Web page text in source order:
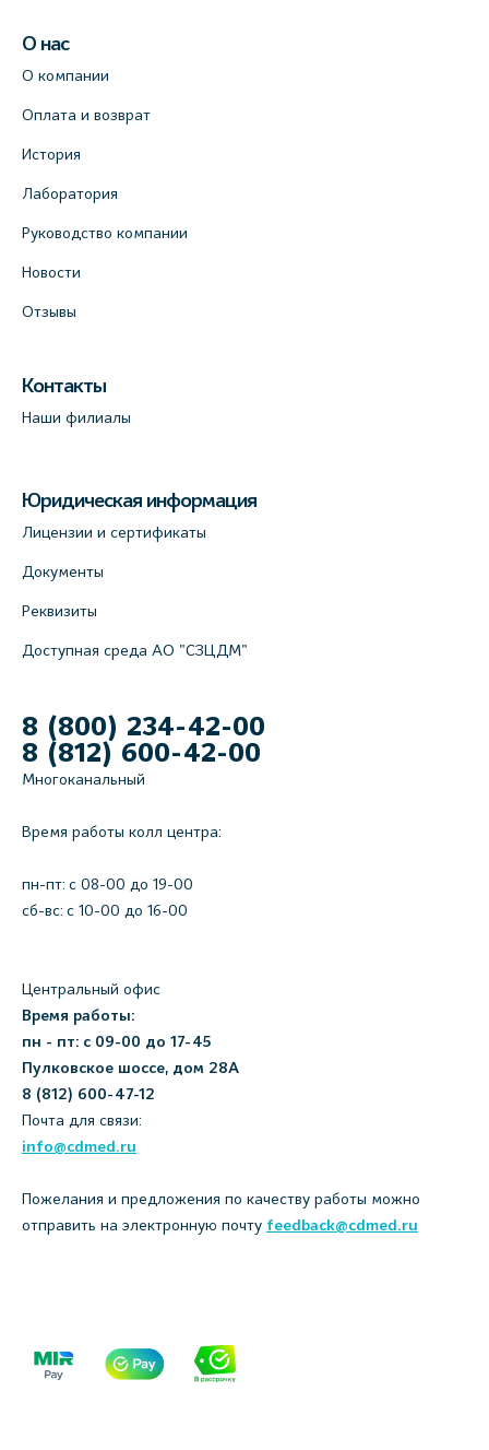
О нас
О компании
Оплата и возврат
История
Лаборатория
Руководство компании
Новости
Отзывы
Контакты
Наши филиалы
Юридическая информация
Лицензии и сертификаты
Документы
Реквизиты
Доступная среда АО "СЗЦДМ"
8 (800) 234-42-00
8 (812) 600-42-00
Многоканальный
Время работы колл центра:
пн-пт: c 08-00 до 19-00
сб-вс: с 10-00 до 16-00
Центральный офис
Время работы:
пн - пт: с 09-00 до 17-45
Пулковское шоссе, дом 28А
8 (812) 600-47-12
Почта для связи:
info@cdmed.ru
Пожелания и предложения по качеству работы можно
отправить на электронную почту feedback@cdmed.ru